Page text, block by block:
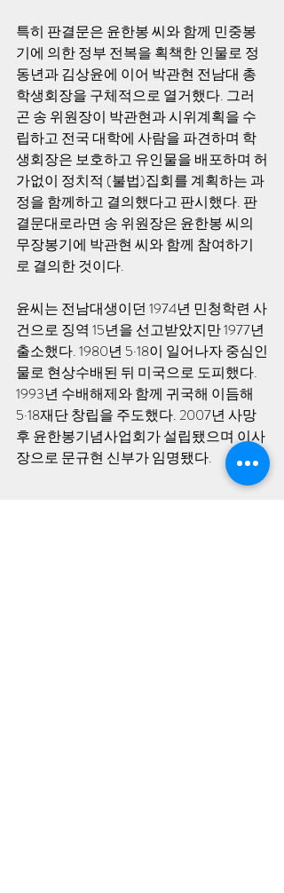
특히 판결문은 윤한봉 씨와 함께 민중봉
기에 의한 정부 전복을 획책한 인물로 정
동년과 김상윤에 이어 박관현 전남대 총
학생회장을 구체적으로 열거했다. 그러
곤 송 위원장이 박관현과 시위계획을 수
립하고 전국 대학에 사람을 파견하며 학
생회장은 보호하고 유인물을 배포하며 허
가없이 정치적 (불법)집회를 계획하는 과
정을 함께하고 결의했다고 판시했다. 판
결문대로라면 송 위원장은 윤한봉 씨의
무장봉기에 박관현 씨와 함께 참여하기
로 결의한 것이다.
윤씨는 전남대생이던 1974년 민청학련 사
건으로 징역 15년을 선고받았지만 1977년
출소했다. 1980년 5·18이 일어나자 중심인
물로 현상수배된 뒤 미국으로 도피했다.
1993년 수배해제와 함께 귀국해 이듬해
5·18재단 창립을 주도했다. 2007년 사망
후 윤한봉기념사업회가 설립됐으며 이사
장으로 문규현 신부가 임명됐다.